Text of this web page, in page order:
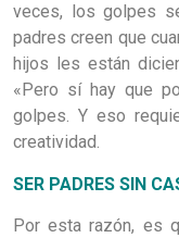
veces, los golpes
padres creen que
hijos les están
«Pero sí hay que
golpes. Y eso
creatividad.
SER PADRES SIN
Por esta razón, es